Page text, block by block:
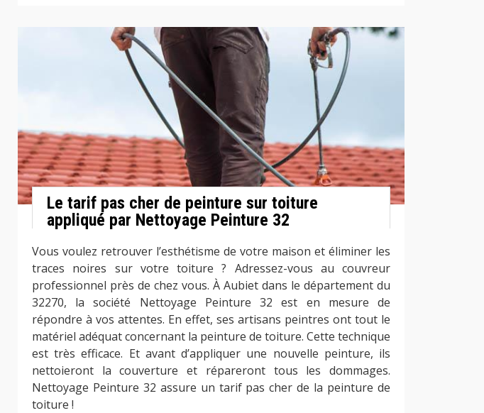
Le tarif pas cher de peinture sur toiture
appliqué par Nettoyage Peinture 32
Vous voulez retrouver l’esthétisme de votre maison et éliminer les
traces noires sur votre toiture ? Adressez-vous au couvreur
professionnel près de chez vous. À Aubiet dans le département du
32270, la société Nettoyage Peinture 32 est en mesure de
répondre à vos attentes. En effet, ses artisans peintres ont tout le
matériel adéquat concernant la peinture de toiture. Cette technique
est très efficace. Et avant d’appliquer une nouvelle peinture, ils
nettoieront la couverture et répareront tous les dommages.
Nettoyage Peinture 32 assure un tarif pas cher de la peinture de
toiture !